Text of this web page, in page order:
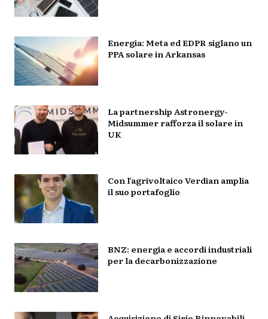
Energia: Meta ed EDPR siglano un
PPA solare in Arkansas
La partnership Astronergy-
Midsummer rafforza il solare in
UK
Con l’agrivoltaico Verdian amplia
il suo portafoglio
BNZ: energia e accordi industriali
per la decarbonizzazione